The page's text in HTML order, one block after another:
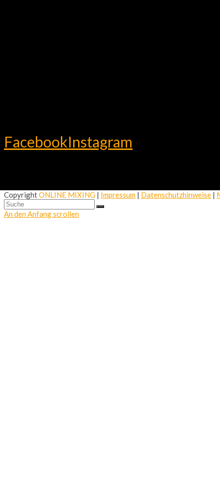
FacebookInstagram
CopyrightONLINE MIXING | Impressum | Datenschutzhinweise |
An den Anfang scrollen